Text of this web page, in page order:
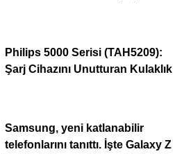
Philips 5000 Serisi (TAH5209):
Şarj Cihazını Unutturan Kulaklık
Samsung, yeni katlanabilir
telefonlarını tanıttı. İşte Galaxy Z